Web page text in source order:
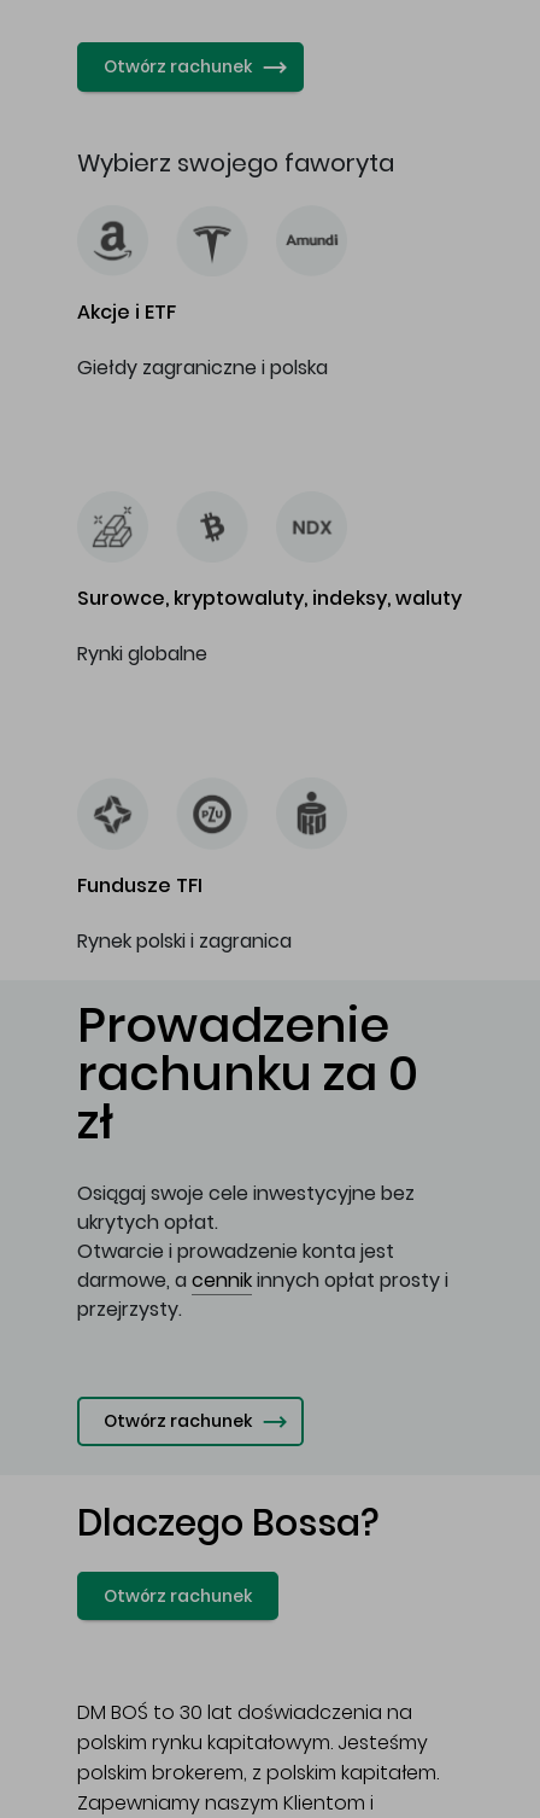
Otwórz rachunek
Wybierz swojego faworyta
Akcje i ETF
Giełdy zagraniczne i polska
Surowce, kryptowaluty, indeksy, waluty
Rynki globalne
Fundusze TFI
Rynek polski i zagranica
Prowadzenie
rachunku za 0
zł
Osiągaj swoje cele inwestycyjne bez
ukrytych opłat.
Otwarcie i prowadzenie konta jest
darmowe, a cennikinnych opłat prosty i
przejrzysty.
Otwórz rachunek
Dlaczego Bossa?
Otwórz rachunek
DM BOŚ to 30 lat doświadczenia na
polskim rynku kapitałowym. Jesteśmy
polskim brokerem, z polskim kapitałem.
Zapewniamy naszym Klientom i